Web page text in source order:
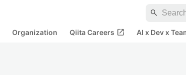
search
Organization Qiita Careers open_in_new AI x Dev x